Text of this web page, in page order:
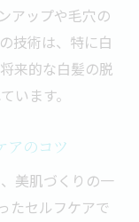
アップや毛穴の
技術は、特に白
来的な白髪の脱
います。
アのコツ
美肌づくりの一
たセルフケアで